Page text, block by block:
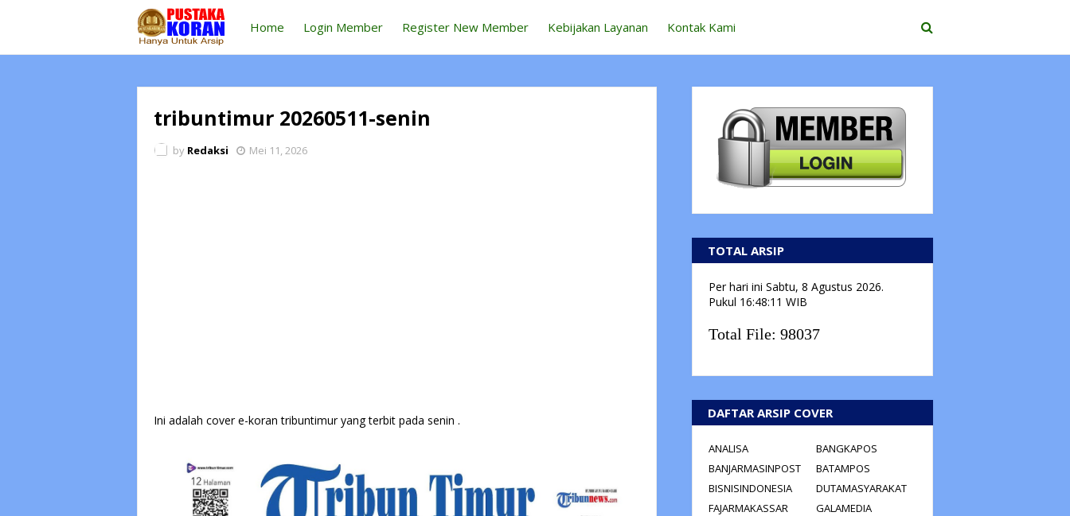
Home Login Member Register New Member Kebijakan Layanan Kontak Kami
tribuntimur 20260511-senin
by Redaksi Mei 11, 2026
Ini adalah cover e-koran tribuntimur yang terbit pada senin .
TOTAL ARSIP
Per hari ini Sabtu, 8 Agustus 2026.
Pukul 16:48:12 WIB
Total File: 98037
DAFTAR ARSIP COVER
ANALISA
BANGKAPOS
BANJARMASINPOST
BATAMPOS
BISNISINDONESIA
DUTAMASYARAKAT
FAJARMAKASSAR
GALAMEDIA